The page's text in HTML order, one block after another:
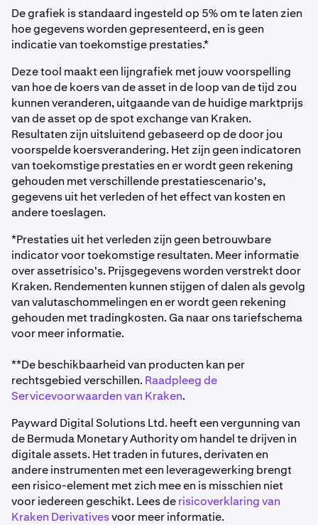
De grafiek is standaard ingesteld op 5% om te laten zien
hoe gegevens worden gepresenteerd, en is geen
indicatie van toekomstige prestaties.*
Deze tool maakt een lijngrafiek met jouw voorspelling
van hoe de koers van de asset in de loop van de tijd zou
kunnen veranderen, uitgaande van de huidige marktprijs
van de asset op de spot exchange van Kraken.
Resultaten zijn uitsluitend gebaseerd op de door jou
voorspelde koersverandering. Het zijn geen indicatoren
van toekomstige prestaties en er wordt geen rekening
gehouden met verschillende prestatiescenario's,
gegevens uit het verleden of het effect van kosten en
andere toeslagen.
*Prestaties uit het verleden zijn geen betrouwbare
indicator voor toekomstige resultaten. Meer informatie
over assetrisico's. Prijsgegevens worden verstrekt door
Kraken. Rendementen kunnen stijgen of dalen als gevolg
van valutaschommelingen en er wordt geen rekening
gehouden met tradingkosten. Ga naar ons tariefschema
voor meer informatie.
**De beschikbaarheid van producten kan per
rechtsgebied verschillen. Raadpleeg de
Servicevoorwaarden van Kraken.
Payward Digital Solutions Ltd. heeft een vergunning van
de Bermuda Monetary Authority om handel te drijven in
digitale assets. Het traden in futures, derivaten en
andere instrumenten met een leveragewerking brengt
een risico-element met zich mee en is misschien niet
voor iedereen geschikt. Lees derisicoverklaring van
Kraken Derivativesvoor meer informatie.